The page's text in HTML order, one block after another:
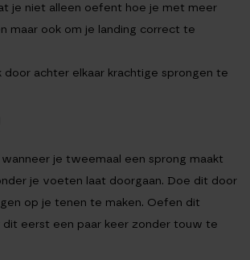
je niet alleen oefent hoe je met meer
maar ook om je landing correct te
achter elkaar krachtige sprongen te
wanneer je tweemaal een sprong maakt
je voeten laat doorgaan. Doe dit door
op je tenen te maken. Oefen dit
eerst een paar keer zonder touw te